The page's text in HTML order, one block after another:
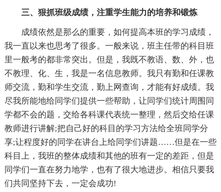
三、狠抓班级成绩，注重学生能力的培养和锻炼
成绩依然是那么的重要，如何提高本班的学习成绩，
我一直以来也思考了很多。一般来说，班主任带的科目班
里一般考的都非常突出。但是，我既不教语、数、外，也
不教理、化、生，我是一名信息教师。我只有勤和任课教
师交流，勤和学生交流，勤上网查询，才能有好成绩。我
尽我所能地给同学们提供一些帮助，让同学们统计周围同
学都不会的题，交给各科课代表统一整理，然后交给任课
教师进行讲解;把自己好的科目的学习方法给全班同学分
享;让程度好的同学在讲台上给同学们讲题……但是在一些
科目上，我班的整体成绩和其他的班有一定的差距，但是
同学们一直在努力地学，也有了很大地进步。相信只要我
们共同坚持下去，一定会成功!